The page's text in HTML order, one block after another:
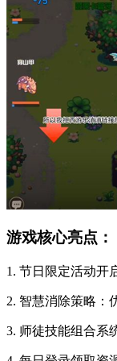
游戏核心亮点：
1. 节日限定活动开
2. 智慧消除策略：
3. 师徒技能组合系